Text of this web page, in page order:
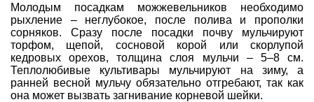
Молодым посадкам можжевельников необходимо
рыхление – неглубокое, после полива и прополки
сорняков. Сразу после посадки почву мульчируют
торфом, щепой, сосновой корой или скорлупой
кедровых орехов, толщина слоя мульчи – 5–8 см.
Теплолюбивые культивары мульчируют на зиму, а
ранней весной мульчу обязательно отгребают, так как
она может вызвать загнивание корневой шейки.